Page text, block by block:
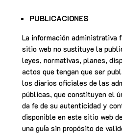
PUBLICACIONES
La información administrativa
sitio web no sustituye la
leyes, normativas, planes,
actos que tengan que ser
los diarios oficiales de las
públicas, que constituyen el
da fe de su autenticidad y
disponible en este sitio web
una guía sin propósito de